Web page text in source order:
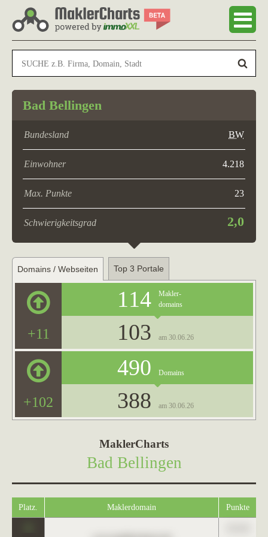
Bad Bellingen
Bundesland BW
Einwohner 4.218
Max. Punkte 23
Schwierigkeitsgrad 2,0
Domains / Webseiten Top 3 Portale
+11
114
Makler-
domains
103 am 30.06.26
+102
490 Domains
388 am 30.06.26
MaklerCharts
Bad Bellingen
Platz. Maklerdomain Punkte